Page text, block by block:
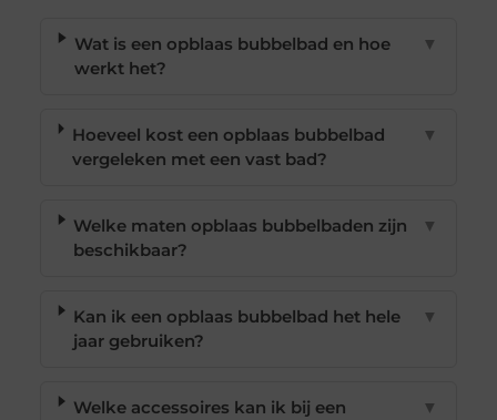
Wat is een opblaas bubbelbad en hoe
werkt het?
▼
Hoeveel kost een opblaas bubbelbad
vergeleken met een vast bad?
▼
Welke maten opblaas bubbelbaden zijn
beschikbaar?
▼
Kan ik een opblaas bubbelbad het hele
jaar gebruiken?
▼
Welke accessoires kan ik bij een
▼